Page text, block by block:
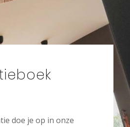
doe je op in onze